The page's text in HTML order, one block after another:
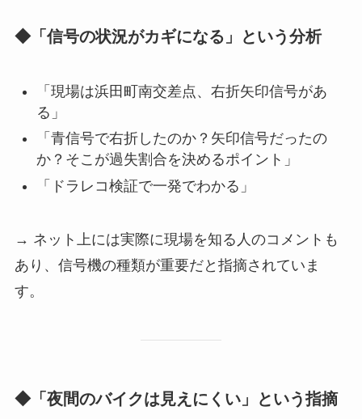
◆「信号の状況がカギになる」という分析
「現場は浜田町南交差点、右折矢印信号があ
る」
「青信号で右折したのか？矢印信号だったの
か？そこが過失割合を決めるポイント」
「ドラレコ検証で一発でわかる」
→ ネット上には実際に現場を知る人のコメントも
あり、信号機の種類が重要だと指摘されていま
す。
◆「夜間のバイクは見えにくい」という指摘